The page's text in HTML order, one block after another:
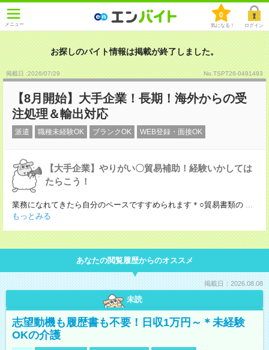
メニュー
0
気になる！ ログイン
お探しのバイト情報は掲載が終了しました。
掲載日 :2026/07/29 No.TSPT26-0491493
【8月開始】大手企業！長期！海外からの受
注処理＆輸出対応
派遣 職種未経験OK ブランクOK WEB登録・面接OK
【大手企業】やりがい〇貿易補助！経験いかしては
たらこう！
業務になれてきたら自分のペースですすめられます＊○貿易書類の ...
もっとみる
あなたの閲覧履歴からのオススメ
掲載日：2026.08.08
未読
志望動機も履歴書も不要！日収1万円～＊未経験
OKの介護